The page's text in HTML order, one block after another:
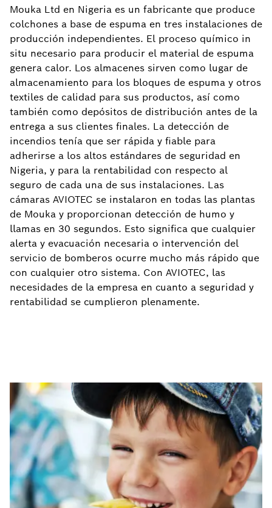
Mouka Ltd en Nigeria es un fabricante que produce
colchones a base de espuma en tres instalaciones de
producción independientes. El proceso químico in
situ necesario para producir el material de espuma
genera calor. Los almacenes sirven como lugar de
almacenamiento para los bloques de espuma y otros
textiles de calidad para sus productos, así como
también como depósitos de distribución antes de la
entrega a sus clientes finales. La detección de
incendios tenía que ser rápida y fiable para
adherirse a los altos estándares de seguridad en
Nigeria, y para la rentabilidad con respecto al
seguro de cada una de sus instalaciones. Las
cámaras AVIOTEC se instalaron en todas las plantas
de Mouka y proporcionan detección de humo y
llamas en 30 segundos. Esto significa que cualquier
alerta y evacuación necesaria o intervención del
servicio de bomberos ocurre mucho más rápido que
con cualquier otro sistema. Con AVIOTEC, las
necesidades de la empresa en cuanto a seguridad y
rentabilidad se cumplieron plenamente.